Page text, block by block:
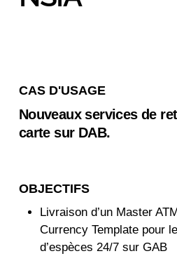
CAS D'USAGE
Nouveaux services de
carte sur DAB.
OBJECTIFS
Livraison d’un Master
Currency Template pour
d’espèces 24/7 sur GAB